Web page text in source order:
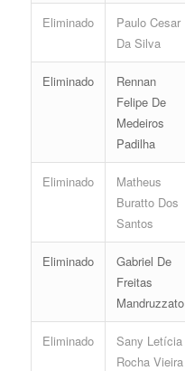
Eliminado
Paulo Cesar
Da Silva
Eliminado
Rennan
Felipe De
Medeiros
Padilha
Eliminado
Matheus
Buratto Dos
Santos
Eliminado
Gabriel De
Freitas
Mandruzzato
Eliminado
Sany Letícia
Rocha Vieira